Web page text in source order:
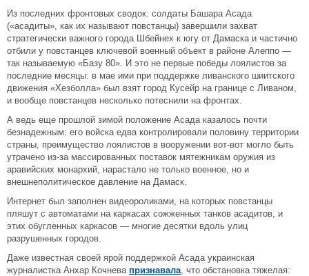
Из последних фронтовых сводок: солдаты Башара Асада
(«асадиты», как их называют повстанцы) завершили захват
стратегически важного города Шбейнех к югу от Дамаска и частично
отбили у повстанцев ключевой военный объект в районе Алеппо —
так называемую «Базу 80». И это не первые победы лоялистов за
последние месяцы: в мае ими при поддержке ливанского шиитского
движения «Хезболла» был взят город Кусейр на границе с Ливаном,
и вообще повстанцев несколько потеснили на фронтах.
А ведь еще прошлой зимой положение Асада казалось почти
безнадежным: его войска едва контролировали половину территории
страны, преимущество лоялистов в вооружении вот-вот могло быть
утрачено из-за массированных поставок мятежникам оружия из
аравийских монархий, нарастало не только военное, но и
внешнеполитическое давление на Дамаск.
Интернет был заполнен видеороликами, на которых повстанцы
пляшут с автоматами на каркасах сожженных танков асадитов, и
этих обугленных каркасов — многие десятки вдоль улиц
разрушенных городов.
Даже известная своей ярой поддержкой Асада украинская
журналистка Анхар Кочнева признавала, что обстановка тяжелая: